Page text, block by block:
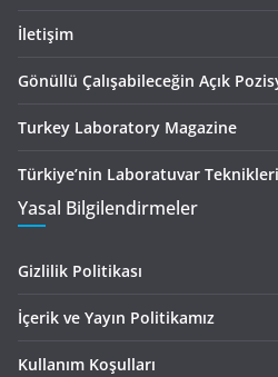
İletişim
Gönüllü Çalışabileceğin Açık
Turkey Laboratory Magazine
Türkiye’nin Laboratuvar
Yasal Bilgilendirmeler
Gizlilik Politikası
İçerik ve Yayın Politikamız
Kullanım Koşulları